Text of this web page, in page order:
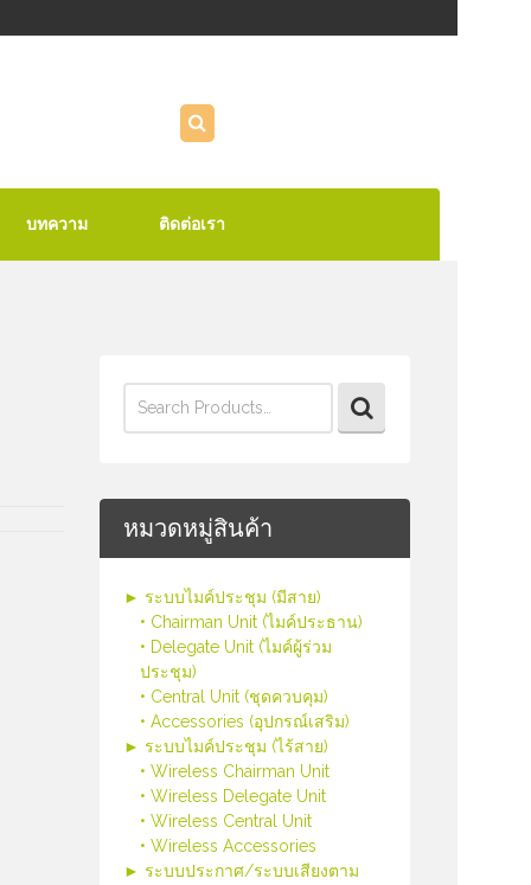
บทความ ติดต่อเรา
for:
หมวดหมู่สินค้า
► ระบบไมค์ประชุม (มีสาย)
• Chairman Unit (ไมค์ประธาน)
• Delegate Unit (ไมค์ผู้ร่วม
ประชุม)
• Central Unit (ชุดควบคุม)
• Accessories (อุปกรณ์เสริม)
► ระบบไมค์ประชุม (ไร้สาย)
• Wireless Chairman Unit
• Wireless Delegate Unit
• Wireless Central Unit
• Wireless Accessories
► ระบบประกาศ/ระบบเสียงตาม